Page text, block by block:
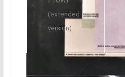
(extended
version)